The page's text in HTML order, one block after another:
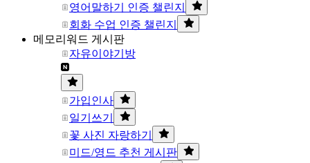
영어말하기 인증 챌린지
회화 수업 인증 챌린지
메모리워드 게시판
자유이야기방
가입인사
일기쓰기
꽃 사진 자랑하기
미드/영드 추천 게시판